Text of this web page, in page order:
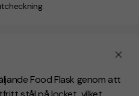
Food Flask genom att